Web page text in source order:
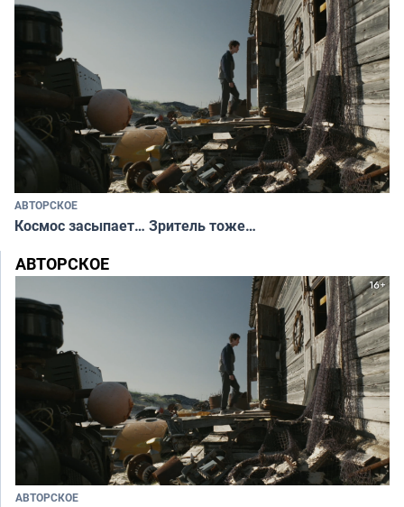
АВТОРСКОЕ
Космос засыпает… Зритель тоже…
АВТОРСКОЕ
АВТОРСКОЕ